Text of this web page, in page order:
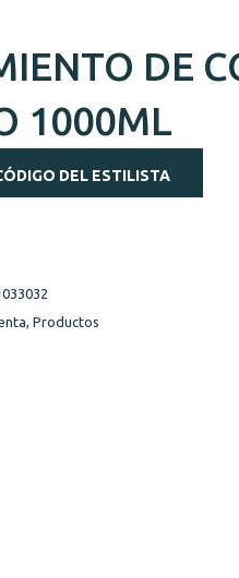
DE
1000ML
DEL ESTILISTA
, Productos